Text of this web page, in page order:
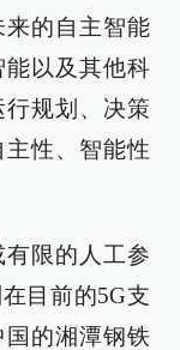
来的自主智能
以及其他科
规划、决策
性、智能性
限的人工参
目前的5G支
的湘潭钢铁